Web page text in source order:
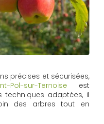
précises et sécurisées,
sur-Ternoise est
techniques adaptées, il
des arbres tout en